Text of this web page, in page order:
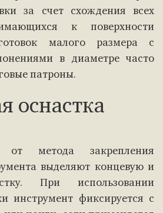
за счет схождения всех
к поверхности
малого размера с
в диаметре часто
патроны.
оснастка
от метода закрепления
выделяют концевую и
При использовании
инструмент фиксируется с